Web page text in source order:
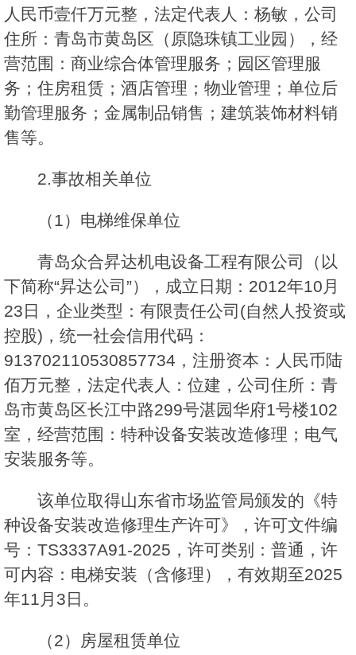
人民币壹仟万元整，法定代表人：杨敏，公司
住所：青岛市黄岛区（原隐珠镇工业园），经
营范围：商业综合体管理服务；园区管理服
务；住房租赁；酒店管理；物业管理；单位后
勤管理服务；金属制品销售；建筑装饰材料销
售等。
2.事故相关单位
（1）电梯维保单位
青岛众合昇达机电设备工程有限公司（以
下简称“昇达公司”），成立日期：2012年10月
23日，企业类型：有限责任公司(自然人投资或
控股)，统一社会信用代码：
913702110530857734，注册资本：人民币陆
佰万元整，法定代表人：位建，公司住所：青
岛市黄岛区长江中路299号湛园华府1号楼102
室，经营范围：特种设备安装改造修理；电气
安装服务等。
该单位取得山东省市场监管局颁发的《特
种设备安装改造修理生产许可》，许可文件编
号：TS3337A91-2025，许可类别：普通，许
可内容：电梯安装（含修理），有效期至2025
年11月3日。
（2）房屋租赁单位